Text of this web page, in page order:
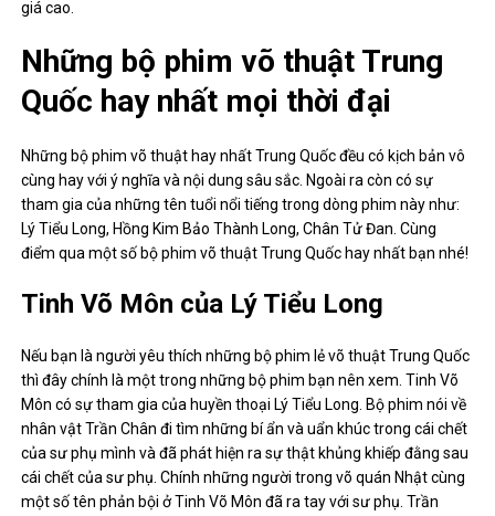
giá cao.
Những bộ phim võ thuật Trung
Quốc hay nhất mọi thời đại
Những bộ phim võ thuật hay nhất Trung Quốc đều có kịch bản vô
cùng hay với ý nghĩa và nội dung sâu sắc. Ngoài ra còn có sự
tham gia của những tên tuổi nổi tiếng trong dòng phim này như:
Lý Tiểu Long, Hồng Kim Bảo Thành Long, Chân Tử Đan. Cùng
điểm qua một số bộ phim võ thuật Trung Quốc hay nhất bạn nhé!
Tinh Võ Môn của Lý Tiểu Long
Nếu bạn là người yêu thích những bộ phim lẻ võ thuật Trung Quốc
thì đây chính là một trong những bộ phim bạn nên xem. Tinh Võ
Môn có sự tham gia của huyền thoại Lý Tiểu Long. Bộ phim nói về
nhân vật Trần Chân đi tìm những bí ẩn và uẩn khúc trong cái chết
của sư phụ mình và đã phát hiện ra sự thật khủng khiếp đằng sau
cái chết của sư phụ. Chính những người trong võ quán Nhật cùng
một số tên phản bội ở Tinh Võ Môn đã ra tay với sư phụ. Trần